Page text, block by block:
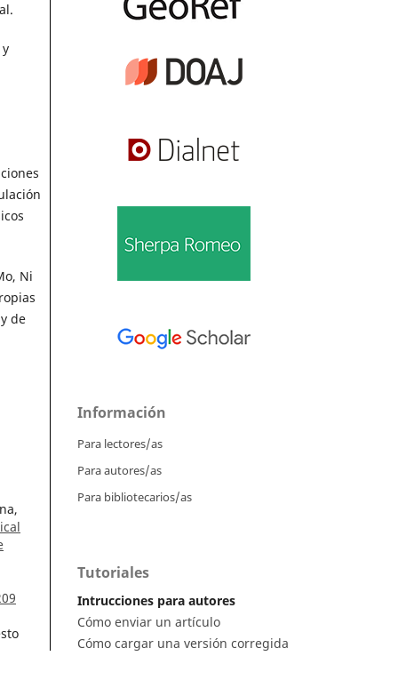
Ni
de
Información
Para lectores/as
Para autores/as
Para bibliotecarios/as
Tutoriales
Intrucciones para autores
Cómo enviar un artículo
Cómo cargar una versión corregida